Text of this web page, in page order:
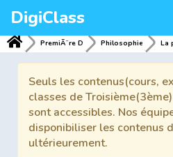
DigiClass
PremiÃ¨re D Philosophie
Seuls les contenus(cours,
classes de
sont accessibles. Nos
disponibiliser les contenus
ultérieurement.